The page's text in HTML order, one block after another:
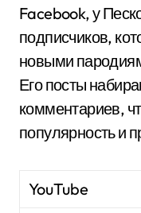
Facebook, у
подписчиков,
новыми
Его посты
комментариев,
популярность и
YouTube